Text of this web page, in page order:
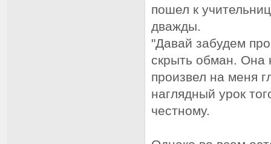
пошел к
дважды.
"Давай забудем
скрыть обман. Она
произвел на меня
наглядный урок
честному.